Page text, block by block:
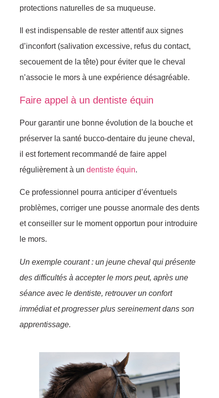
protections naturelles de sa muqueuse.
Il est indispensable de rester attentif aux signes
d’inconfort (salivation excessive, refus du contact,
secouement de la tête) pour éviter que le cheval
n’associe le mors à une expérience désagréable.
Faire appel à un dentiste équin
Pour garantir une bonne évolution de la bouche et
préserver la santé bucco-dentaire du jeune cheval,
il est fortement recommandé de faire appel
régulièrement à un dentiste équin.
Ce professionnel pourra anticiper d’éventuels
problèmes, corriger une pousse anormale des dents
et conseiller sur le moment opportun pour introduire
le mors.
Un exemple courant : un jeune cheval qui présente
des difficultés à accepter le mors peut, après une
séance avec le dentiste, retrouver un confort
immédiat et progresser plus sereinement dans son
apprentissage.